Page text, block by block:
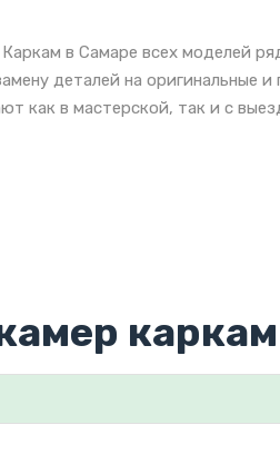
в Самаре всех моделей
деталей на оригинальные
как в мастерской, так и с
каркам